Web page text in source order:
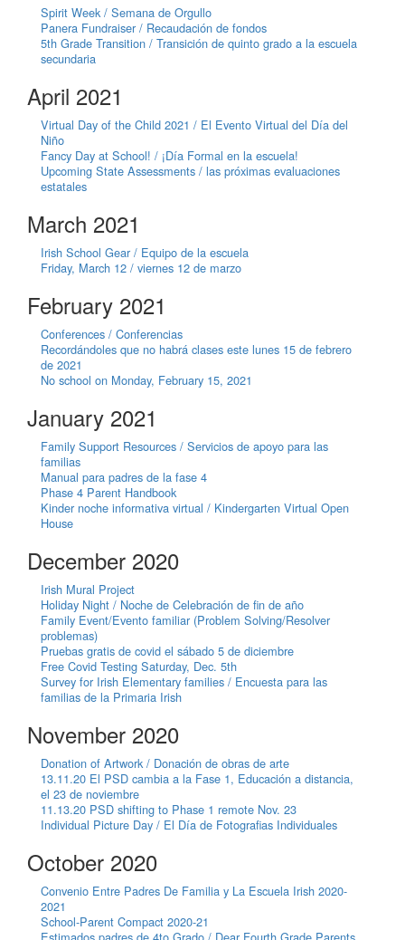
Spirit Week / Semana de Orgullo
Panera Fundraiser / Recaudación de fondos
5th Grade Transition / Transición de quinto grado a la escuela
secundaria
April 2021
Virtual Day of the Child 2021 / El Evento Virtual del Día del
Niño
Fancy Day at School! / ¡Día Formal en la escuela!
Upcoming State Assessments / las próximas evaluaciones
estatales
March 2021
Irish School Gear / Equipo de la escuela
Friday, March 12 / viernes 12 de marzo
February 2021
Conferences / Conferencias
Recordándoles que no habrá clases este lunes 15 de febrero
de 2021
No school on Monday, February 15, 2021
January 2021
Family Support Resources / Servicios de apoyo para las
familias
Manual para padres de la fase 4
Phase 4 Parent Handbook
Kinder noche informativa virtual / Kindergarten Virtual Open
House
December 2020
Irish Mural Project
Holiday Night / Noche de Celebración de fin de año
Family Event/Evento familiar (Problem Solving/Resolver
problemas)
Pruebas gratis de covid el sábado 5 de diciembre
Free Covid Testing Saturday, Dec. 5th
Survey for Irish Elementary families / Encuesta para las
familias de la Primaria Irish
November 2020
Donation of Artwork / Donación de obras de arte
13.11.20 El PSD cambia a la Fase 1, Educación a distancia,
el 23 de noviembre
11.13.20 PSD shifting to Phase 1 remote Nov. 23
Individual Picture Day / El Día de Fotografias Individuales
October 2020
Convenio Entre Padres De Familia y La Escuela Irish 2020-
2021
School-Parent Compact 2020-21